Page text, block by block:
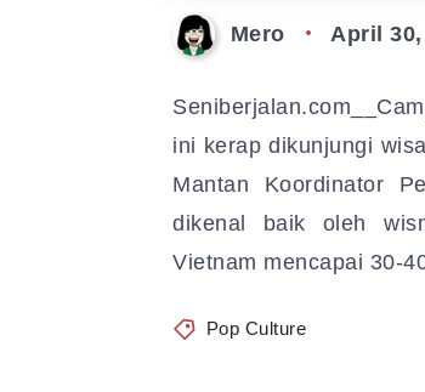
Mero April 30,
ini kerap dikunjungi
Mantan Koordinator
dikenal baik oleh
Vietnam mencapai 30-
Pop Culture